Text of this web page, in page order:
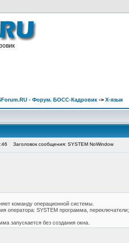
- Форум. БОСС-Кадровик -> X-язык
Заголовок сообщения: SYSTEM NoWindow
команду операционной системы.
оператора: SYSTEM программа, переключатели;
запускается без создания окна.